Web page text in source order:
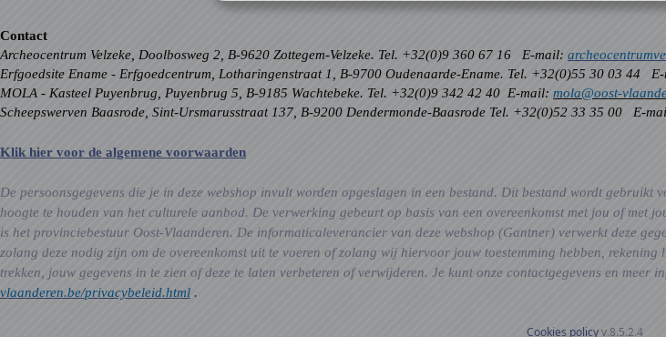
Contact
Archeocentrum Velzeke, Doolbosweg 2, B-9620 Zottegem-Velzeke. Tel. +32(0)9 360 67 16 E-mail:
Erfgoedsite Ename - Erfgoedcentrum, Lotharingenstraat 1, B-9700 Oudenaarde-Ename. Tel. +32(0)55 30 03 44
MOLA - Kasteel Puyenbrug, Puyenbrug 5, B-9185 Wachtebeke. Tel. +32(0)9 342 42 40 E-mail: mola@oost-
Scheepswerven Baasrode, Sint-Ursmarusstraat 137, B-9200 Dendermonde-Baasrode Tel. +32(0)52 33 35 00 E-
Klik hier voor de algemene voorwaarden
De persoonsgegevens die je in deze webshop invult worden opgeslagen in een bestand. Dit bestand wordt
hoogte te houden van het culturele aanbod. De verwerking gebeurt op basis van een overeenkomst met jou of met
is het provinciebestuur Oost-Vlaanderen. De informaticaleverancier van deze webshop (Gantner) verwerkt deze
zolang deze nodig zijn om de overeenkomst uit te voeren of zolang wij hiervoor jouw toestemming hebben,
trekken, jouw gegevens in te zien of deze te laten verbeteren of verwijderen. Je kunt onze contactgegevens en
vlaanderen.be/privacybeleid.html .
Cookies policyv.8.5.2.4